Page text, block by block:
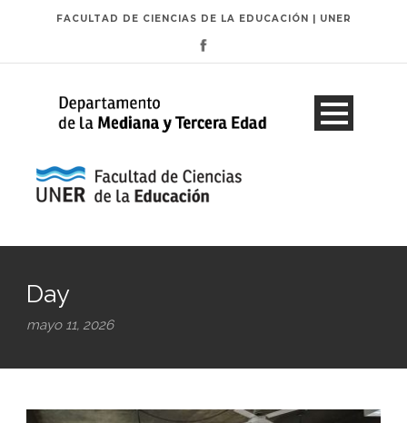
FACULTAD DE CIENCIAS DE LA EDUCACIÓN | UNER
Day
mayo 11, 2026